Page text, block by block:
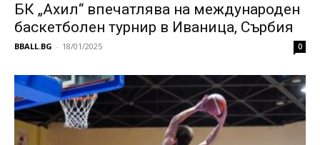
БК „Ахил“ впечатлява на международен
баскетболен турнир в Иваница, Сърбия
BBALL.BG - 18/01/2025 0